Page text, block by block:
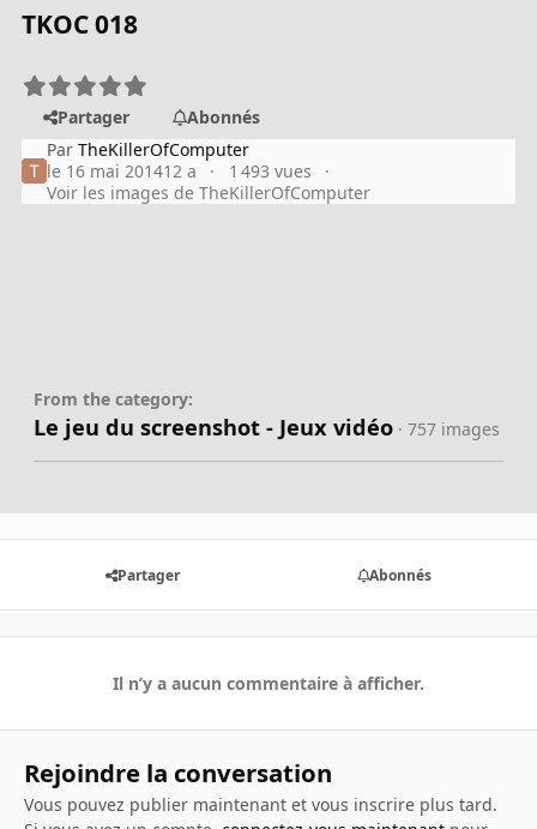
TKOC 018
Partager
Abonnés
ParTheKillerOfComputer
le 16 mai 201412 a
1 493 vues
Voir les images de TheKillerOfComputer
From the category:
Le jeu du screenshot - Jeux vidéo · 757 images
Partager Abonnés
Il n’y a aucun commentaire à afficher.
Rejoindre la conversation
Vous pouvez publier maintenant et vous inscrire plus tard.